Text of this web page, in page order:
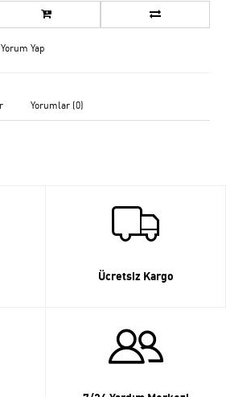
Yorum Yap
Yorumlar (0)
Ücretsiz Kargo